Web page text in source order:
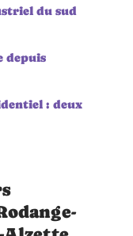
du sud
depuis
: deux